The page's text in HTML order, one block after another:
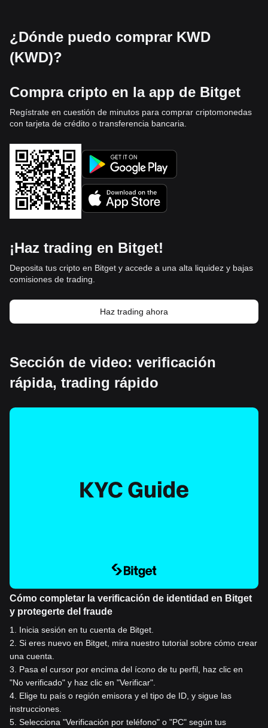
¿Dónde puedo comprar KWD
(KWD)?
Compra cripto en la app de Bitget
Regístrate en cuestión de minutos para comprar criptomonedas
con tarjeta de crédito o transferencia bancaria.
¡Haz trading en Bitget!
Deposita tus cripto en Bitget y accede a una alta liquidez y bajas
comisiones de trading.
Haz trading ahora
Sección de video: verificación
rápida, trading rápido
Cómo completar la verificación de identidad en Bitget
y protegerte del fraude
1
Inicia sesión en tu cuenta de Bitget.
2 Si eres nuevo en Bitget, mira nuestro tutorial sobre cómo crear
una cuenta.
3
Pasa el cursor por encima del ícono de tu perfil, haz clic en
"No verificado" y haz clic en "Verificar".
4 Elige tu país o región emisora y el tipo de ID, y sigue las
instrucciones.
5 Selecciona "Verificación por teléfono" o "PC" según tus